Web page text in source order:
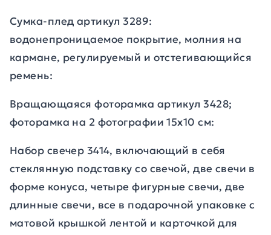
Сумка-плед артикул 3289:
водонепроницаемое покрытие, молния на
кармане, регулируемый и отстегивающийся
ремень:
Вращающаяся фоторамка артикул 3428;
фоторамка на 2 фотографии 15х10 см:
Набор свечер 3414, включающий в себя
стеклянную подставку со свечой, две свечи в
форме конуса, четыре фигурные свечи, две
длинные свечи, все в подарочной упаковке с
матовой крышкой лентой и карточкой для